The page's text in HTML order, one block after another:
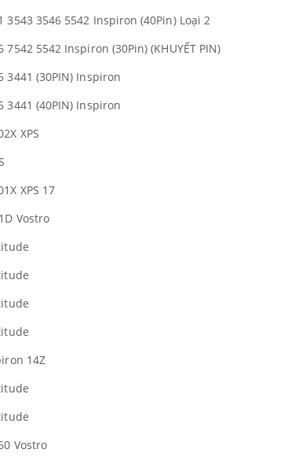
3543 3546 5542 Inspiron (40Pin) Loại 2
7542 5542 Inspiron (30Pin) (KHUYẾT PIN)
3441 (30PIN) Inspiron
3441 (40PIN) Inspiron
XPS
XPS 17
Vostro
14Z
Vostro